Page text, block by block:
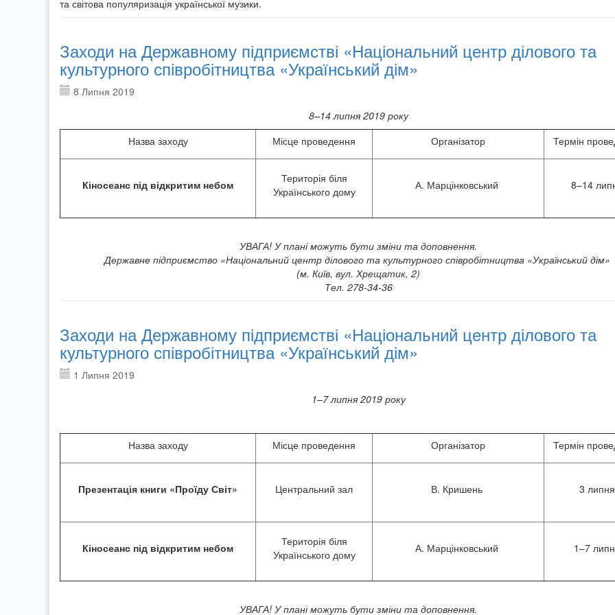
та світова популяризація української музики.
Заходи на Державному підприємстві «Національний центр ділового та
культурного співробітництва «Український дім»
8 Липня 2019
8–14липня 2019 року
Назва заходу
Місце проведення Організатор Термін
Кіносеанс під відкритим небом
Територія біля
Українського дому
А. Марцінковський 8–14
УВАГА! У плані можуть бути зміни та доповнення.
Державне підприємство «Національний центр ділового та культурного співробітництва «Український дім»
(м. Київ, вул. Хрещатик, 2)
Тел. 278-34-36
Заходи на Державному підприємстві «Національний центр ділового та
культурного співробітництва «Український дім»
1 Липня 2019
1–7 липня 2019 року
Назва заходу Місце проведення Організатор Термін
Презентація книги «Проїду Світ» Центральний зал В. Кришень 3 липня
Кіносеанс під відкритим небом
Територія біля
Українського дому
А. Марцінковський 1–7
УВАГА! У плані можуть бути зміни та доповнення.